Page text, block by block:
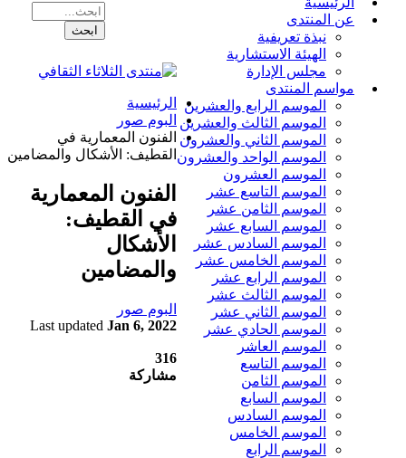
عن المنتدى
نبذة تعريفية
الهيئة الاستشارية
مجلس الإدارة
مواسم المنتدى
الموسم الرابع والعشرين
الموسم الثالث والعشرين
الموسم الثاني والعشرون
الموسم الواحد والعشرون
الموسم العشرون
الموسم التاسع عشر
الموسم الثامن عشر
الموسم السابع عشر
الموسم السادس عشر
الموسم الخامس عشر
الموسم الرابع عشر
الموسم الثالث عشر
الموسم الثاني عشر
الموسم الحادي عشر
الموسم العاشر
الموسم التاسع
الموسم الثامن
الموسم السابع
الموسم السادس
الموسم الخامس
الموسم الرابع
الرئيسية
البوم صور
الفنون المعمارية في
القطيف: الأشكال والمضامين
الفنون المعمارية
في القطيف:
الأشكال
والمضامين
البوم صور
Last updated Jan 6, 2022
316
مشاركة